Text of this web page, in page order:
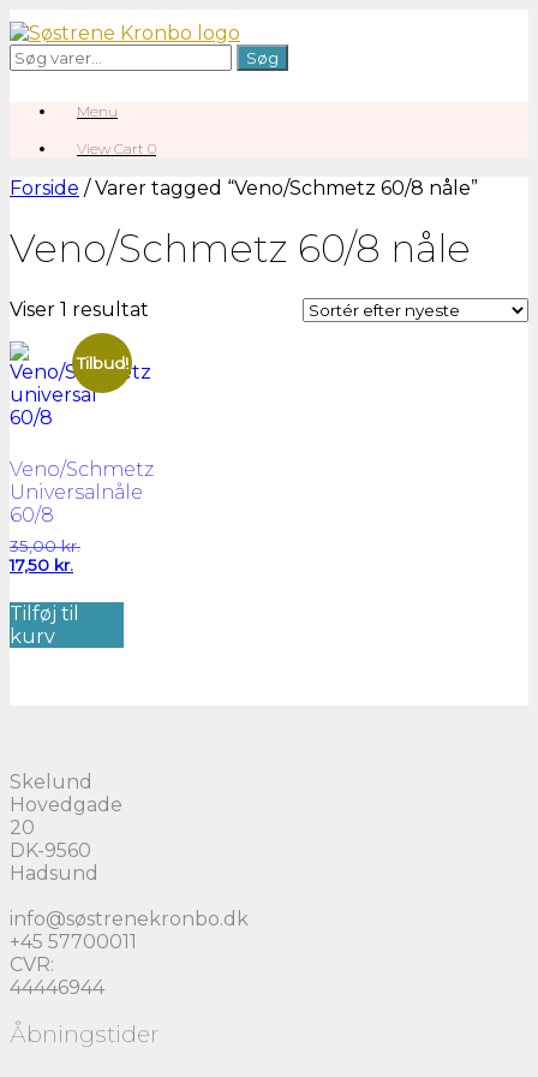
Gå
til
indhold
Søg
efter:
Søg
Menu
View
cart
View Cart 0
Forside / Varer tagged “Veno/Schmetz 60/8 nåle”
Veno/Schmetz 60/8 nåle
Viser 1 resultat
Tilbud!
Veno/Schmetz
Universalnåle
60/8
35,00kr.Den
var:
17,50 kr.
pris
er:
Tilføj til
kurv
Skelund
Hovedgade
20
DK-9560
Hadsund
info@søstrenekronbo.dk
+45 57700011
CVR:
44446944
Åbningstider